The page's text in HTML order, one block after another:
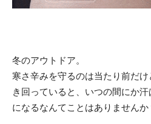
冬のアウトドア。
寒さ辛みを守るのは当たり前だ
き回っていると、いつの間にか
になるなんてことはありませんか